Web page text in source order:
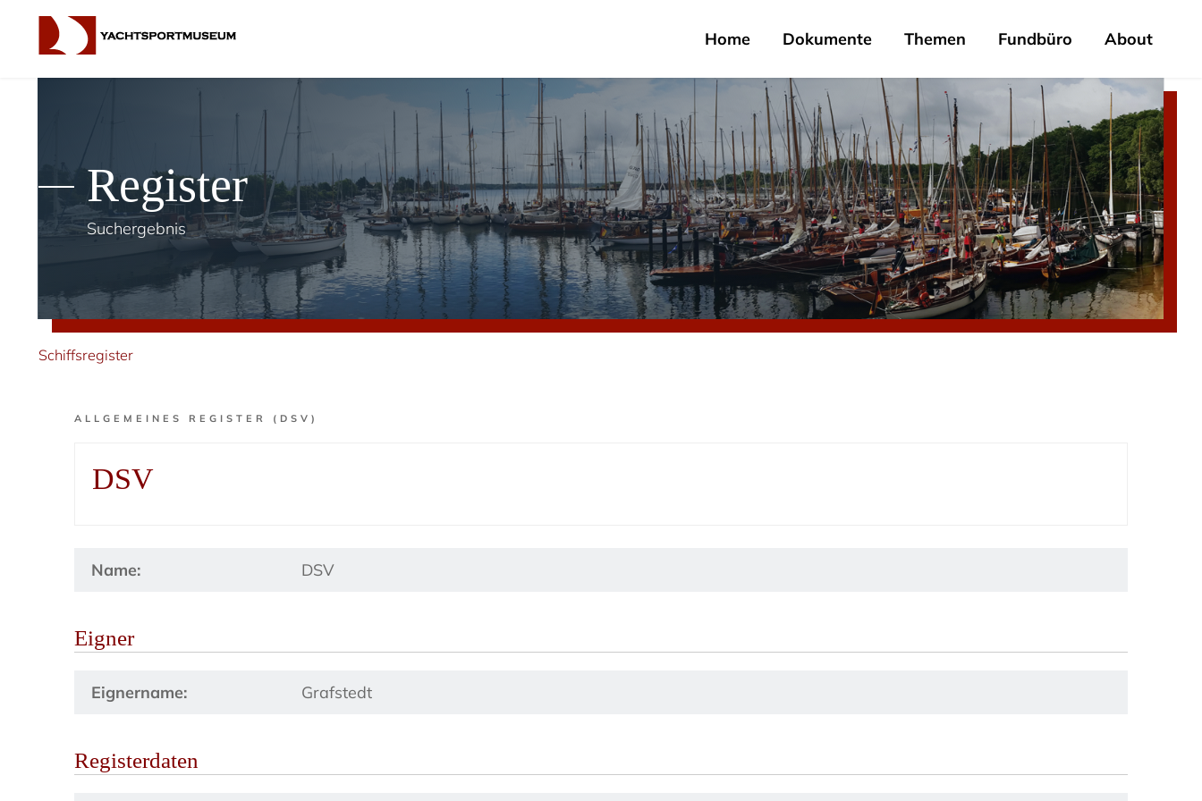
Home Dokumente Themen Fundbüro About
Register
Suchergebnis
Schiffsregister
ALLGEMEINES REGISTER (DSV)
DSV
Name: DSV
Eigner
Eignername: Grafstedt
Registerdaten